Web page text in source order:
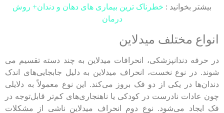
بیشتر بخوانید : خطرناک ترین بیماری های دهان و دندان+ روش
درمان
انواع مختلف میدلاین
در حرفه دندانپزشکی، انحرافات میدلاین به چند دسته تقسیم می
شوند. در نوع نخست، انحراف میدلاین به دلیل جابجایی‌های اندک
دندان‌ها در یکی از دو فک بروز می‌کند. این نوع معمولاً به دلایلی
چون عادات نادرست در کودکی یا ناهنجاری‌های کم‌تر قابل‌توجه در
فک ایجاد می‌شود. نوع دوم انحراف میدلاین ناشی از مشکلات